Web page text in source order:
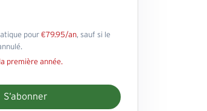
pour €79.95/an, sauf si le
première année.
S’abonner